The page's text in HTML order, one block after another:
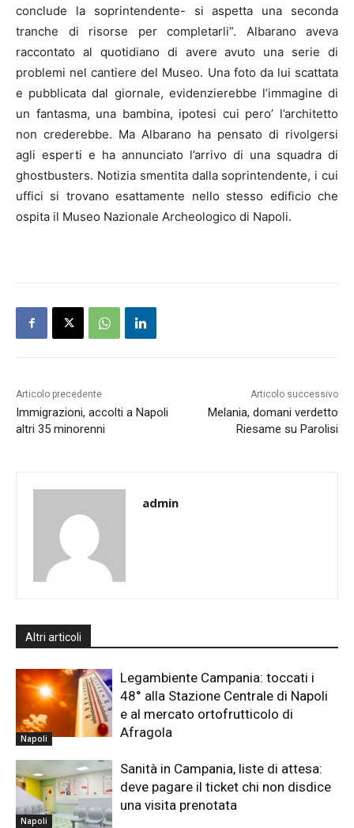
conclude la soprintendente- si aspetta una seconda
tranche di risorse per completarli”. Albarano aveva
raccontato al quotidiano di avere avuto una serie di
problemi nel cantiere del Museo. Una foto da lui scattata
e pubblicata dal giornale, evidenzierebbe l’immagine di
un fantasma, una bambina, ipotesi cui pero’ l’architetto
non crederebbe. Ma Albarano ha pensato di rivolgersi
agli esperti e ha annunciato l’arrivo di una squadra di
ghostbusters. Notizia smentita dalla soprintendente, i cui
uffici si trovano esattamente nello stesso edificio che
ospita il Museo Nazionale Archeologico di Napoli.
Articolo precedente
Immigrazioni, accolti a Napoli
altri 35 minorenni
Articolo successivo
Melania, domani verdetto
Riesame su Parolisi
admin
Altri articoli
Napoli
Legambiente Campania: toccati i
48° alla Stazione Centrale di Napoli
e al mercato ortofrutticolo di
Afragola
Napoli
Sanità in Campania, liste di attesa:
deve pagare il ticket chi non disdice
una visita prenotata